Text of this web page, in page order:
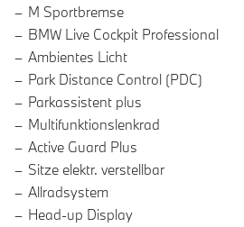
M Sportbremse
BMW Live Cockpit Professional
Ambientes Licht
Park Distance Control (PDC)
Parkassistent plus
Multifunktionslenkrad
Active Guard Plus
Sitze elektr. verstellbar
Allradsystem
Head-up Display